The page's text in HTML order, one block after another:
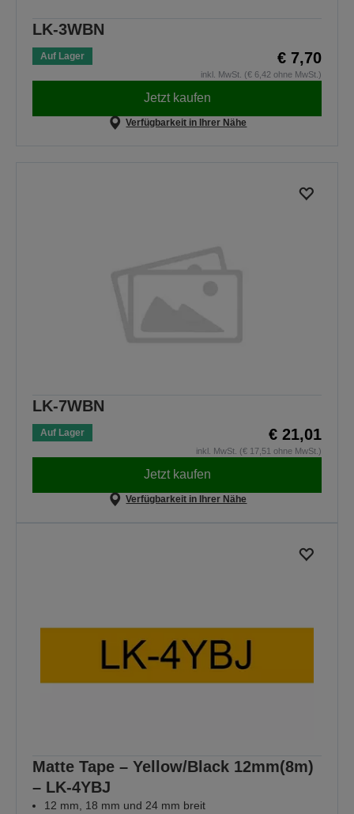
LK-3WBN
Auf Lager € 7,70
inkl. MwSt. (€ 6,42 ohne MwSt.)
Jetzt kaufen
Verfügbarkeit in Ihrer Nähe
LK-7WBN
Auf Lager € 21,01
inkl. MwSt. (€ 17,51 ohne MwSt.)
Jetzt kaufen
Verfügbarkeit in Ihrer Nähe
Matte Tape – Yellow/Black 12mm(8m)
– LK-4YBJ
12 mm, 18 mm und 24 mm breit